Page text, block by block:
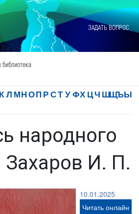
ЗАДАТЬ ВОПРОС
библиотека
К Л МНОП РСТ УФХ ЦЧ ШЩЪЫ
народного
Захаров И. П.
10.01.2025
Читать онлайн